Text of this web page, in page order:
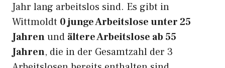
Jahr lang arbeitslos sind. Es gibt in
Wittmoldt 0 junge Arbeitslose unter 25
Jahrenund ältere Arbeitslose ab 55
Jahren, die in der Gesamtzahl der 3